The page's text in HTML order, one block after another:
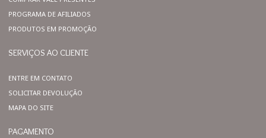
PROGRAMA DE AFILIADOS
PRODUTOS EM PROMOÇÃO
SERVIÇOS AO CLIENTE
ENTRE EM CONTATO
SOLICITAR DEVOLUÇÃO
MAPA DO SITE
PAGAMENTO